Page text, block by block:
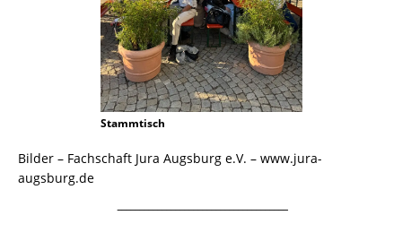
Stammtisch
Bilder – Fachschaft Jura Augsburg e.V. – www.jura-
augsburg.de
¯¯¯¯¯¯¯¯¯¯¯¯¯¯¯¯¯¯¯¯¯¯¯¯¯¯¯¯¯¯¯¯¯¯¯¯¯¯